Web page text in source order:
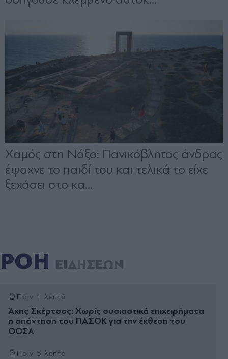
ΡΟΗ ΕΙΔΗΣΕΩΝ
Πριν 1 λεπτά
Άκης Σκέρτσος: Χωρίς ουσιαστικά επιχειρήματα
η απάντηση του ΠΑΣΟΚ για την έκθεση του
ΟΟΣΑ
Πριν 5 λεπτά